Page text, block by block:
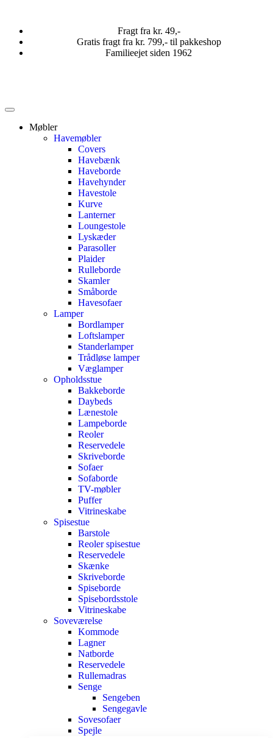
Fragt fra kr. 49,-
Gratis fragt fra kr. 799,- til pakkeshop
Familieejet siden 1962
Møbler
Havemøbler
Covers
Havebænk
Haveborde
Havehynder
Havestole
Kurve
Lanterner
Loungestole
Lyskæder
Parasoller
Plaider
Rulleborde
Skamler
Småborde
Havesofaer
Lamper
Bordlamper
Loftslamper
Standerlamper
Trådløse lamper
Væglamper
Opholdsstue
Bakkeborde
Daybeds
Lænestole
Lampeborde
Reoler
Reservedele
Skriveborde
Sofaer
Sofaborde
TV-møbler
Puffer
Vitrineskabe
Spisestue
Barstole
Reoler spisestue
Reservedele
Skænke
Skriveborde
Spiseborde
Spisebordsstole
Vitrineskabe
Soveværelse
Kommode
Lagner
Natborde
Reservedele
Rullemadras
Senge
Sengeben
Sengegavle
Sovesofaer
Spejle